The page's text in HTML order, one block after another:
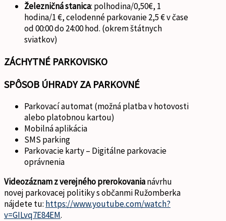
Železničná stanica: polhodina/0,50€, 1
hodina/1 €, celodenné parkovanie 2,5 € v čase
od 00:00 do 24:00 hod. (okrem štátnych
sviatkov)
ZÁCHYTNÉ PARKOVISKO
SPÔSOB ÚHRADY ZA PARKOVNÉ
Parkovací automat (možná platba v hotovosti
alebo platobnou kartou)
Mobilná aplikácia
SMS parking
Parkovacie karty – Digitálne parkovacie
oprávnenia
Videozáznam z verejného prerokovanianávrhu
novej parkovacej politiky s občanmi Ružomberka
nájdete tu: https://www.youtube.com/watch?
v=GILvq7E84EM.